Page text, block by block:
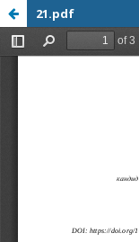
21.pdf